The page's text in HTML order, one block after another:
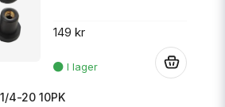
4-20 10PK
149 kr